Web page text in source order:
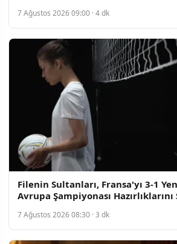
7 Ağustos 2026 09:00 · 4 dk
Filenin Sultanları, Fransa'yı 3-1
Avrupa Şampiyonası
7 Ağustos 2026 08:30 · 3 dk